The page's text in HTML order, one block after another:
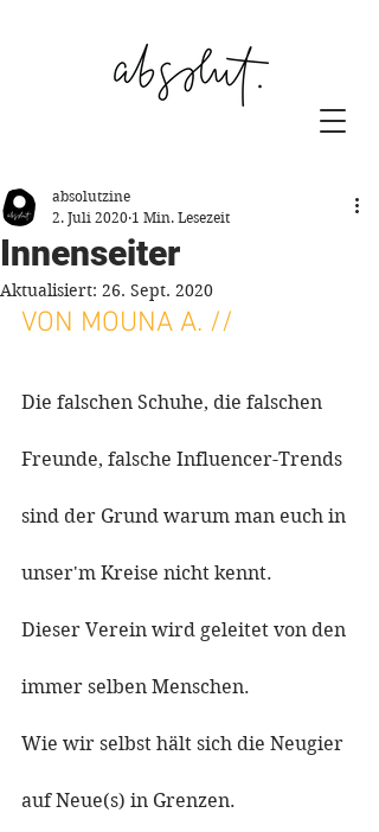
Innenseiter
absolutzine
2. Juli 2020 1 Min. Lesezeit
Aktualisiert: 26. Sept. 2020
VON MOUNA A. //
Die falschen Schuhe, die falschen
Freunde, falsche Influencer-Trends
sind der Grund warum man euch in
unser'm Kreise nicht kennt.
Dieser Verein wird geleitet von den
immer selben Menschen.
Wie wir selbst hält sich die Neugier
auf Neue(s) in Grenzen.